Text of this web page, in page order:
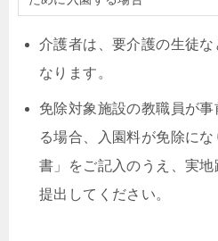
介護者は、要介護の生徒
なります。
免除対象施設の教職員が
る場合、入園料が免除にな
書」をご記入のうえ、実
提出してください。